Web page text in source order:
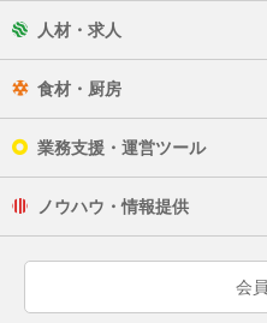
人材・求人
食材・厨房
業務支援・運営ツール
ノウハウ・情報提供
会